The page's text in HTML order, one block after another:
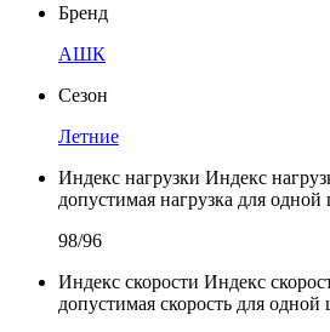
Бренд
АШК
Сезон
Летние
Индекс нагрузки Индекс
допустимая нагрузка для
98/96
Индекс скорости Индекс
допустимая скорость для